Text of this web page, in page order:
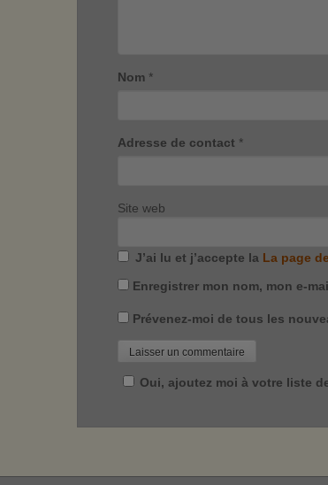
Nom *
Adresse de contact *
Site web
J’ai lu et j’accepte la La page
Enregistrer mon nom, mon e-
Prévenez-moi de tous les
Oui, ajoutez moi à votre liste